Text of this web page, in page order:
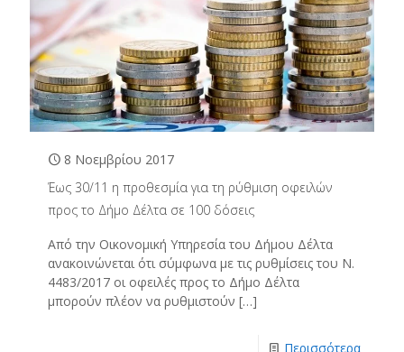
8 Νοεμβρίου 2017
Έως 30/11 η προθεσμία για τη ρύθμιση οφειλών
προς το Δήμο Δέλτα σε 100 δόσεις
Από την Οικονομική Υπηρεσία του Δήμου Δέλτα
ανακοινώνεται ότι σύμφωνα με τις ρυθμίσεις του Ν.
4483/2017 οι οφειλές προς το Δήμο Δέλτα
μπορούν πλέον να ρυθμιστούν […]
Περισσότερα